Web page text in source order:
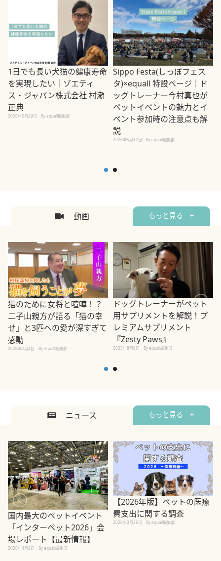
1日でも長い犬猫の健康寿命
を実現したい｜ゾエティ
ス・ジャパン株式会社 村瀬
正典
2026年5月29日 By equall編集部
Sippo Festa(しっぽフェス
タ)×equall 特設ページ｜ド
ッグトレーナー今村真也が
ペットイベントの魅力とイ
ベント参加時の注意点も解
説
2026年5月12日 By equall編集部
動画 もっと見る +
猫のために女将と喧嘩！？
二子山親方が語る「猫の幸
せ」と3匹への愛が深すぎて
感動
2026年2月4日 By equall編集部
ドッグトレーナーがペット
用サプリメントを解説！プ
レミアムサプリメント
『Zesty Paws』
2025年8月8日 By equall編集部
ニュース もっと見る +
国内最大のペットイベント
「インターペット2026」会
場レポート【最新情報】
2026年4月2日 By equall編集部
【2026年版】ペットの医療
費支出に関する調査
2026年3月26日 By equall編集部